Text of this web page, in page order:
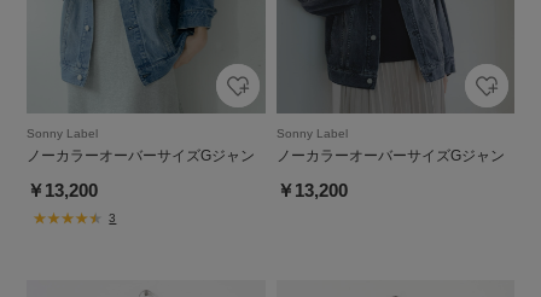
Sonny Label
ノーカラーオーバーサイズGジャン
￥13,200
3
Sonny Label
ノーカラーオーバーサイズGジャン
￥13,200